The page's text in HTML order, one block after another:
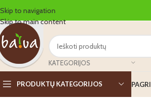
Skip to navigation
Skip to main content
KATEGORIJOS
PRODUKTŲ KATEGORIJOS